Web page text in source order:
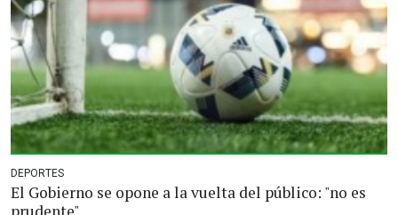
DEPORTES
El Gobierno se opone a la vuelta del público: "no es
prudente"